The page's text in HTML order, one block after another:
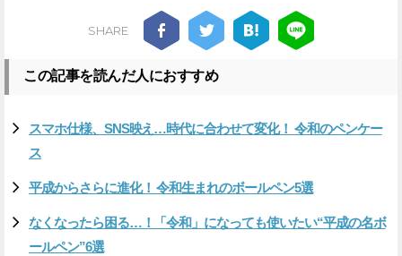
SHARE
この記事を読んだ人におすすめ
スマホ仕様、SNS映え…時代に合わせて変化！ 令和のペンケー
ス
平成からさらに進化！ 令和生まれのボールペン5選
なくなったら困る…！「令和」になっても使いたい“平成の名ボ
ールペン”6選